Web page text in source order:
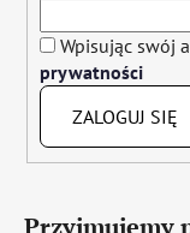
Wpisując swój
prywatności
ZALOGUJ SIĘ